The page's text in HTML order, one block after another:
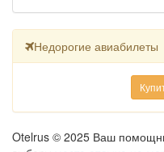
Недорогие авиабилеты
Otelrus © 2025 Ваш